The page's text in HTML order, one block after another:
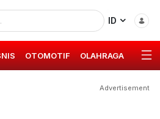
ID
OTOMOTIF OLAHRAGA GAYA
Advertisement